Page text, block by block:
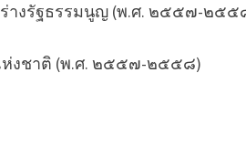
ร่างรัฐธรรมนูญ (พ.ศ. ๒๕๕๗-๒๕๕
ห่งชาติ (พ.ศ. ๒๕๕๗-๒๕๕๘)